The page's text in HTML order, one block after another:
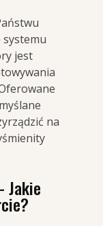
jest
na
Jakie